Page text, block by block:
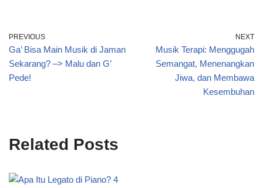
PREVIOUS
Ga’ Bisa Main Musik di Jaman
Sekarang? –> Malu dan G’
Pede!
NEXT
Musik Terapi: Menggugah
Semangat, Menenangkan
Jiwa, dan Membawa
Kesembuhan
Related Posts